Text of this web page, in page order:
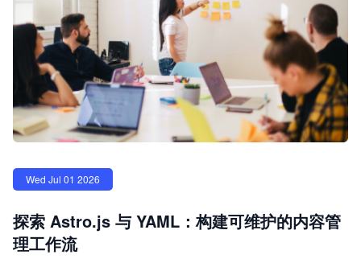
Wed Jul 01 2026
探索 Astro.js 与 YAML：构建可维护的内容管
理工作流